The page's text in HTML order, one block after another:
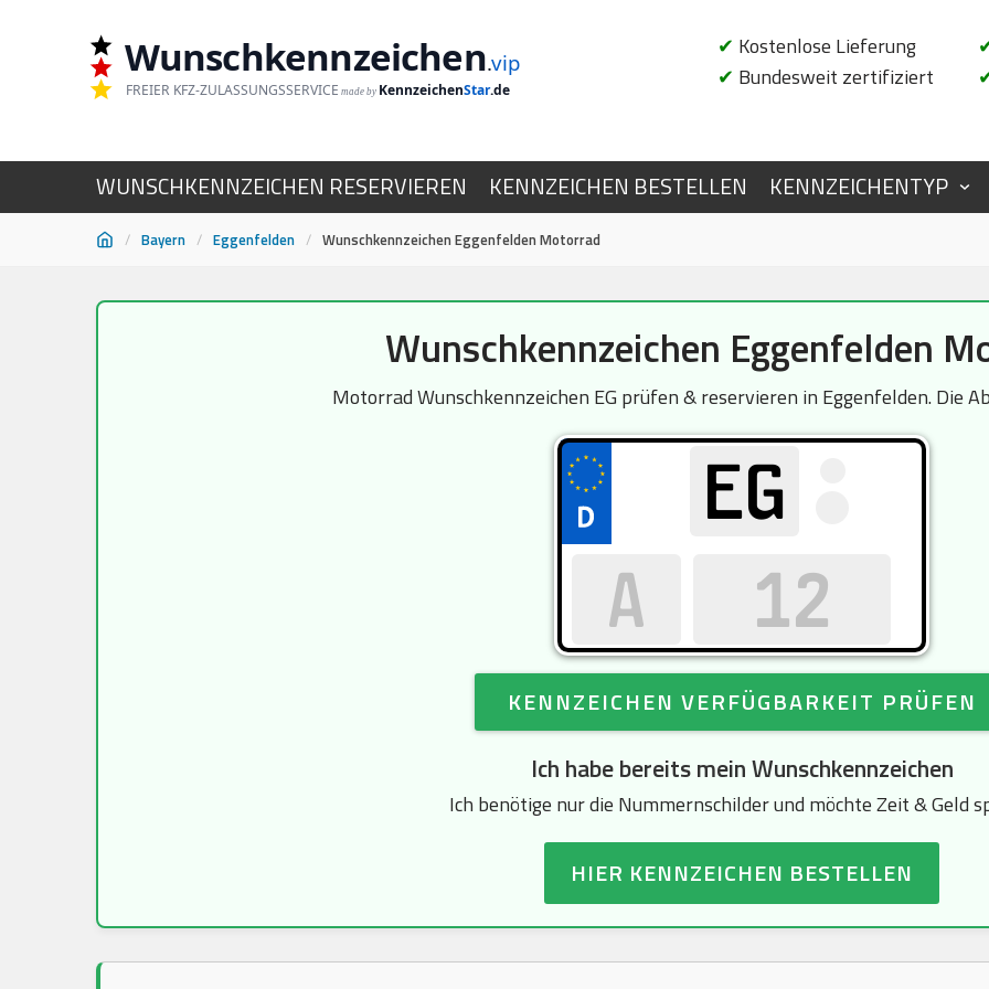
Wunschkennzeichen.vip
FREIER KFZ-ZULASSUNGSSERVICE made by KennzeichenStar.de
✔ Kostenlose Lieferung
✔ Bundesweit zertifiziert
WUNSCHKENNZEICHEN RESERVIEREN KENNZEICHEN BESTELLEN KENNZEICHENTYP
/ Bayern / Eggenfelden / Wunschkennzeichen Eggenfelden Motorrad
Wunschkennzeichen Eggenfelden
Motorrad Wunschkennzeichen EG prüfen & reservieren in Eggenfelden. Die
KENNZEICHEN VERFÜGBARKEIT PRÜFEN
Ich habe bereits mein Wunschkennzeichen
Ich benötige nur die Nummernschilder und möchte Zeit & Geld
HIER KENNZEICHEN BESTELLEN